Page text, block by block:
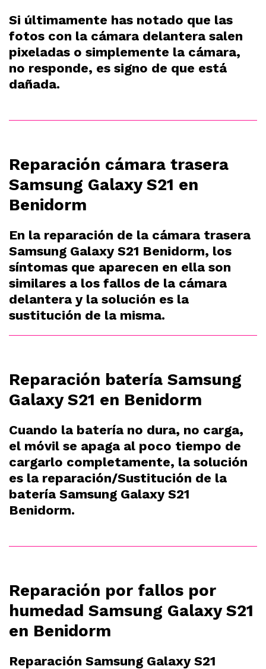
Si últimamente has notado que las
fotos con la cámara delantera salen
pixeladas o simplemente la cámara,
no responde, es signo de que está
dañada.
Reparación cámara trasera
Samsung Galaxy S21 en
Benidorm
En la reparación de la cámara trasera
Samsung Galaxy S21 Benidorm, los
síntomas que aparecen en ella son
similares a los fallos de la cámara
delantera y la solución es la
sustitución de la misma.
Reparación batería Samsung
Galaxy S21 en Benidorm
Cuando la batería no dura, no carga,
el móvil se apaga al poco tiempo de
cargarlo completamente, la solución
es la reparación/Sustitución de la
batería Samsung Galaxy S21
Benidorm.
Reparación por fallos por
humedad Samsung Galaxy S21
en Benidorm
Reparación Samsung Galaxy S21